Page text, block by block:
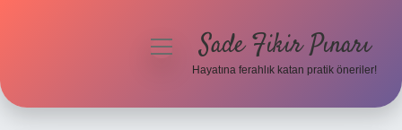
menüyüSade Fikir Pınarı
Hayatına ferahlık katan pratik öneriler!